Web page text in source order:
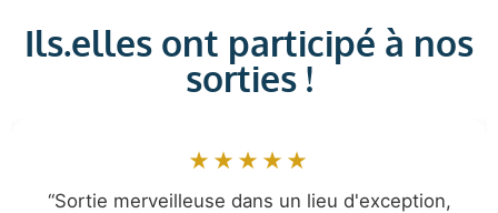
Ils.elles ont participé à nos
sorties !
★★★★★
“Très chouette sortie, très pédagogique!”